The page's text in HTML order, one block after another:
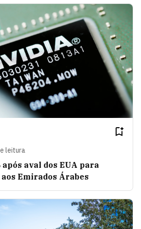
leitura
aval dos EUA para
Emirados Árabes